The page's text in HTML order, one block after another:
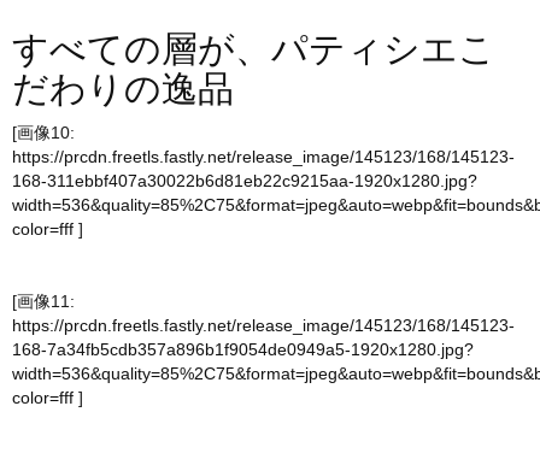
すべての層が、パティシエこ
だわりの逸品
[画像10:
https://prcdn.freetls.fastly.net/release_image/145123/168/145123-
168-311ebbf407a30022b6d81eb22c9215aa-1920x1280.jpg?
color=fff ]
[画像11:
https://prcdn.freetls.fastly.net/release_image/145123/168/145123-
168-7a34fb5cdb357a896b1f9054de0949a5-1920x1280.jpg?
color=fff ]